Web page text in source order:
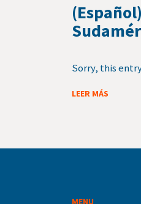
Sorry, this
LEER MÁS
MENU